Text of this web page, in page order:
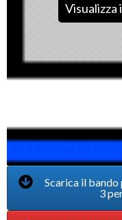
Visualizza
Scarica il
3